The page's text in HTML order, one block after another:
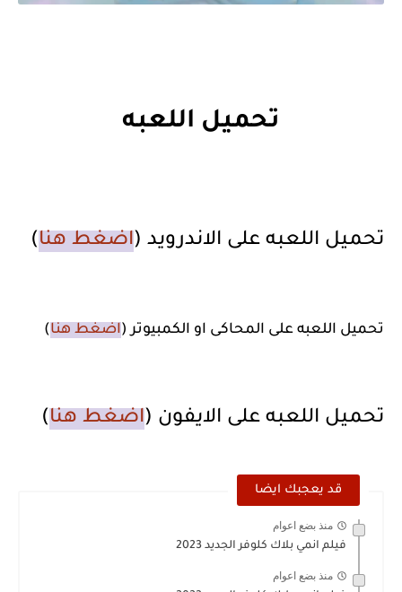
تحميل اللعبه
تحميل اللعبه على الاندرويد (اضغط هنا)
تحميل اللعبه على المحاكى او الكمبيوتر (اضغط هنا)
تحميل اللعبه على الايفون (اضغط هنا)
قد يعجبك ايضا
منذ بضع اعوام
فيلم انمي بلاك كلوفر الجديد 2023
منذ بضع اعوام